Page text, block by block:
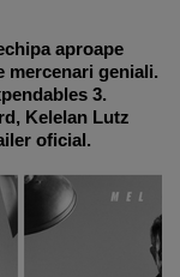
aproape
mercenari geniali.
3.
Kelelan Lutz
oficial.